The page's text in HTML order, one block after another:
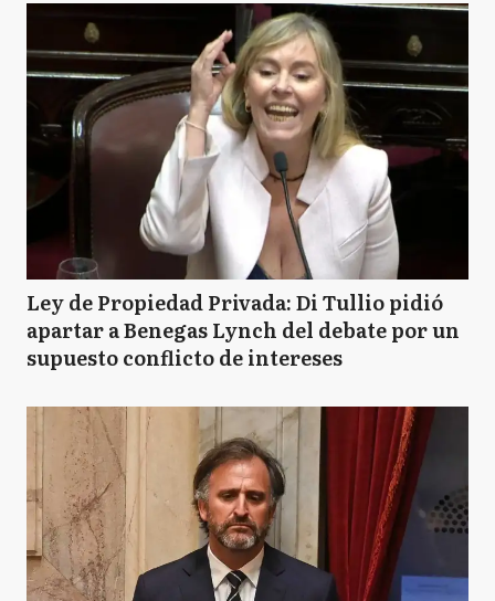
Ley de Propiedad Privada: Di Tullio pidió
apartar a Benegas Lynch del debate por un
supuesto conflicto de intereses